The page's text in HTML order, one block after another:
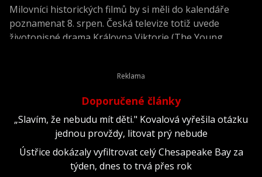
Milovníci historických filmů by si měli do kalendáře
poznamenat 8. srpen. Česká televize totiž uvede
životopisné drama Královna Viktorie (The Young
Doporučené články
„Slavím, že nebudu mít děti." Kovalová vyřešila otázku
jednou provždy, litovat prý nebude
Ústřice dokázaly vyfiltrovat celý Chesapeake Bay za
týden, dnes to trvá přes rok